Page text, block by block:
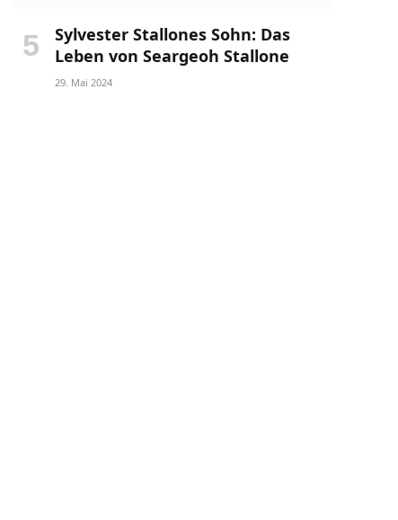
Sylvester Stallones Sohn: Das
Leben von Seargeoh Stallone
29. Mai 2024